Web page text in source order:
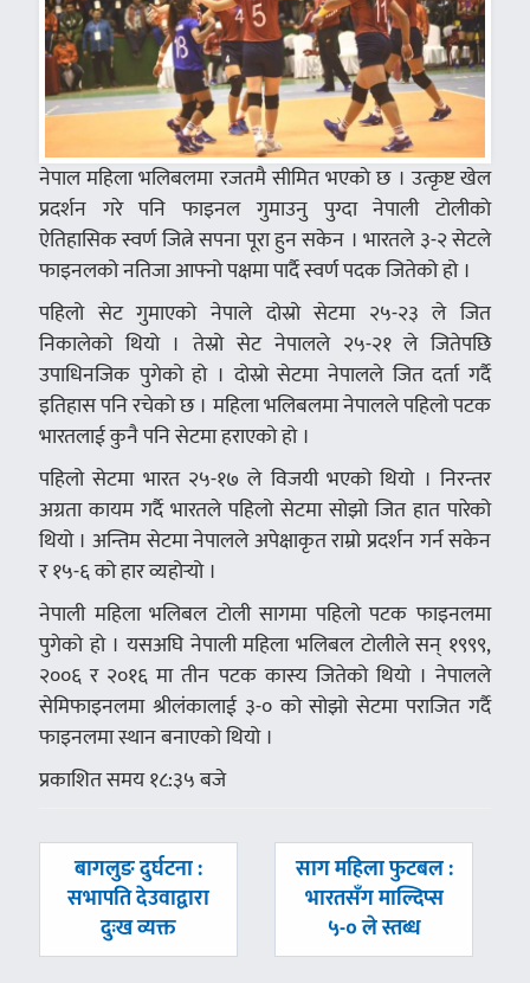
नेपाल महिला भलिबलमा रजतमै सीमित भएकाे छ । उत्कृष्ट खेल
प्रदर्शन गरे पनि फाइनल गुमाउनु पुग्दा नेपाली टोलीकाे
ऐतिहासिक स्वर्ण जित्ने सपना पूरा हुन सकेन । भारतले ३-२ सेटले
फाइनलको नतिजा आफ्नो पक्षमा पार्दै स्वर्ण पदक जितेको हो ।
पहिलो सेट गुमाएको नेपाले दोस्रो सेटमा २५-२३ ले जित
निकालेको थियो । तेस्रो सेट नेपालले २५-२१ ले जितेपछि
उपाधिनजिक पुगेको हो । दोस्रो सेटमा नेपालले जित दर्ता गर्दै
इतिहास पनि रचेको छ । महिला भलिबलमा नेपालले पहिलो पटक
भारतलाई कुनै पनि सेटमा हराएको हो ।
पहिलो सेटमा भारत २५-१७ ले विजयी भएको थियो । निरन्तर
अग्रता कायम गर्दै भारतले पहिलो सेटमा सोझो जित हात पारेको
थियो । अन्तिम सेटमा नेपालले अपेक्षाकृत राम्रो प्रदर्शन गर्न सकेन
र १५-६ को हार व्यहोर्‍यो ।
नेपाली महिला भलिबल टोली सागमा पहिलो पटक फाइनलमा
पुगेको हो । यसअघि नेपाली महिला भलिबल टोलीले सन् १९९९,
२००६ र २०१६ मा तीन पटक कास्य जितेको थियो । नेपालले
सेमिफाइनलमा श्रीलंकालाई ३-० को सोझो सेटमा पराजित गर्दै
फाइनलमा स्थान बनाएको थियो ।
प्रकाशित समय १८:३५ बजे
पछिल्लाे
-
बागलुङ दुर्घटना :
सभापति देउवाद्वारा
दुःख व्यक्त
अघिल्लाे
साग महिला फुटबल :
भारतसँग माल्दिप्स
५-० ले स्तब्ध